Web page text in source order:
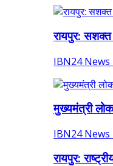
रायपुर:
IBN24 News
मुख्यमंत्री
IBN24 News
रायपुर: